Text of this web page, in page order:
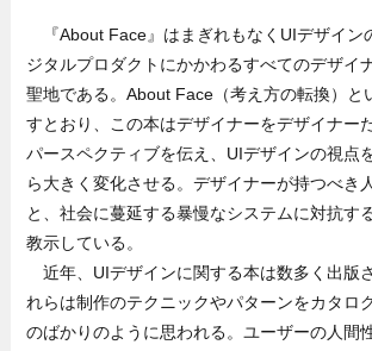
『About Face』はまぎれもなくUIデザイン
ジタルプロダクトにかかわるすべてのデザイ
聖地である。About Face（考え方の転換）と
すとおり、この本はデザイナーをデザイナー
パースペクティブを伝え、UIデザインの視点
ら大きく変化させる。デザイナーが持つべき
と、社会に蔓延する暴慢なシステムに対抗す
教示している。
近年、UIデザインに関する本は数多く出版
れらは制作のテクニックやパターンをカタロ
のばかりのように思われる。ユーザーの人間